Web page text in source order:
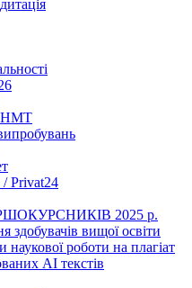
НМТ
/ Privat24
2025 р.
здобувачів вищої освіти
наукової роботи на плагіат
АІ текстів